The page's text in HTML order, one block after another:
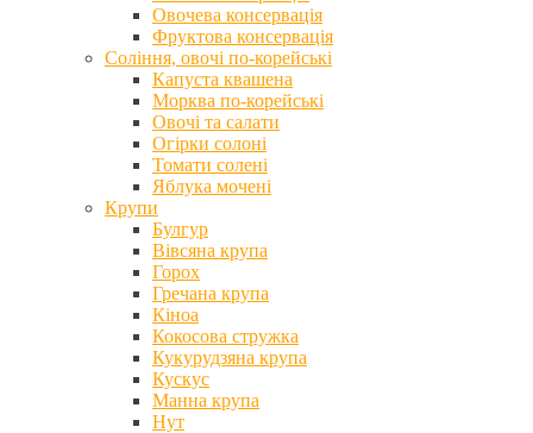
Овочева консервація
Фруктова консервація
Соління, овочі по-корейські
Капуста квашена
Морква по-корейські
Овочі та салати
Огірки солоні
Томати солені
Яблука мочені
Крупи
Булгур
Вівсяна крупа
Горох
Гречана крупа
Кіноа
Кокосова стружка
Кукурудзяна крупа
Кускус
Манна крупа
Нут